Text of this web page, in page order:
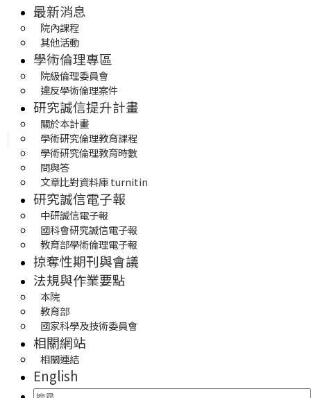
最新消息
院內課程
其他活動
學術倫理專區
院級倫理委員會
違反學術倫理案件
研究誠信提升計畫
關於本計畫
學術研究倫理教育課程
學術研究倫理教育時數
問與答
文章比對資料庫 turnitin
研究誠信電子報
中研誠信電子報
國科會研究誠信電子報
教育部學術倫理電子報
掠奪性期刊與會議
法規與作業要點
本院
教育部
國家科學及技術委員會
相關網站
相關連結
English